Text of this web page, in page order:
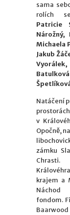
sama
rolích
Patricie
Nárožný,
Michaela
Jakub
Natáčení
v
Opočně,
zámku
krajem a
Náchod
fondom.